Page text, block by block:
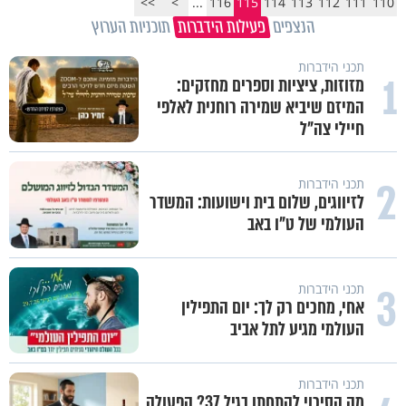
הנצפים פעילות הידברות תוכניות הערוץ
1 תכני הידברות
מזוזות, ציציות וספרים מחזקים:
המיזם שיביא שמירה רוחנית לאלפי
חיילי צה"ל
2 תכני הידברות
לזיווגים, שלום בית וישועות: המשדר
העולמי של ט"ו באב
3 תכני הידברות
אחי, מחכים רק לך: יום התפילין
העולמי מגיע לתל אביב
תכני הידברות